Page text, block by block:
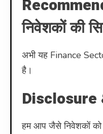
निवेशकों की
अभी यह Finance
है।
Disclosure
हम आप जैसे निवेशकों को